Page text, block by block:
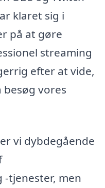
klaret sig i
på at gøre
streaming
efter at vide,
besøg vores
vi dybdegående
tjenester, men